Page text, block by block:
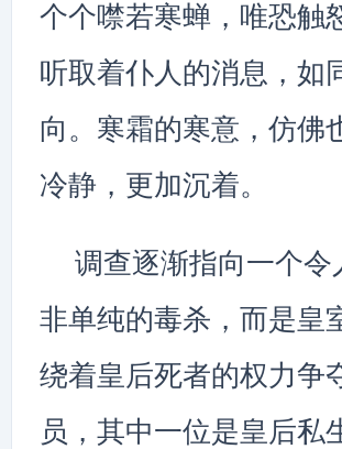
个个噤若寒蝉，唯恐触
听取着仆人的消息，如
向。寒霜的寒意，仿佛
冷静，更加沉着。
调查逐渐指向一个
非单纯的毒杀，而是皇
绕着皇后死者的权力争
员，其中一位是皇后